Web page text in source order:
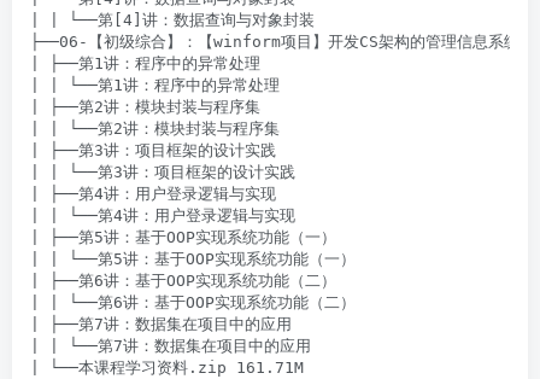
| | └──第[4]讲：数据查询与对象封装
├──06-【初级综合】：【winform项目】开发CS架构的管理信息系统
| ├──第1讲：程序中的异常处理
| | └──第1讲：程序中的异常处理
| ├──第2讲：模块封装与程序集
| | └──第2讲：模块封装与程序集
| ├──第3讲：项目框架的设计实践
| | └──第3讲：项目框架的设计实践
| ├──第4讲：用户登录逻辑与实现
| | └──第4讲：用户登录逻辑与实现
| ├──第5讲：基于OOP实现系统功能（一）
| | └──第5讲：基于OOP实现系统功能（一）
| ├──第6讲：基于OOP实现系统功能（二）
| | └──第6讲：基于OOP实现系统功能（二）
| ├──第7讲：数据集在项目中的应用
| | └──第7讲：数据集在项目中的应用
| └──本课程学习资料.zip 161.71M